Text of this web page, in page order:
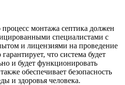
монтажа септика должен
специалистами с
и лицензиями на проведение
что система будет
и будет функционировать
обеспечивает безопасность
и здоровья человека.